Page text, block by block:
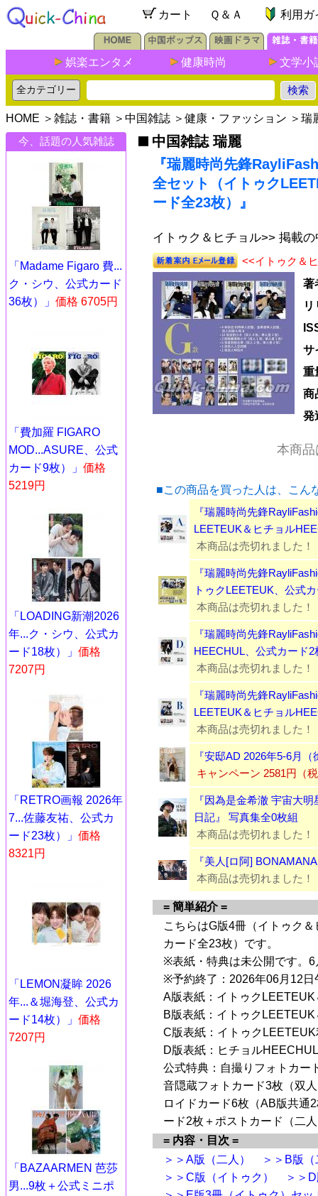
カート Ｑ＆Ａ 利用ガ
娯楽エンタメ 健康時尚 文学小
HOME ＞ 雑誌・書籍 ＞ 中国雑誌 ＞ 健康・ファッション ＞ 瑞
今、話題の人気雑誌
「Madame Figaro 費...
ク・シウ、公式カード
36枚）」 価格 6705円
「費加羅 FIGARO
MOD...ASURE、公式
カード9枚）」 価格
5219円
「LOADING新潮2026
年...ク・シウ、公式カ
ード18枚）」 価格
7207円
「RETRO画報 2026年
7...佐藤友祐、公式カ
ード23枚）」 価格
8321円
「LEMON凝眸 2026
年...＆堀海登、公式カ
ード14枚）」 価格
7207円
「BAZAARMEN 芭莎
男...9枚＋公式ミニポ
中国雑誌 瑞麗
『瑞麗時尚先鋒
全セット（イトゥク
ード全23枚）』
イトゥク＆ヒチョル>> 掲載
<<イトゥク＆
著
サ
重
商
発
本商
■この商品を買った人は、こん
『瑞麗時尚先鋒
LEETEUK＆ヒチョル
本商品は売切れました！
『瑞麗時尚先鋒
トゥクLEETEUK、公式
本商品は売切れました！
『瑞麗時尚先鋒
HEECHUL、公式カード2
本商品は売切れました！
『瑞麗時尚先鋒
LEETEUK＆ヒチョル
本商品は売切れました！
『安邸AD 2026年5-6月
キャンペーン 2581円（
『因為是金希澈 宇宙大
日記』 写真集全0枚組
本商品は売切れました！
『美人[ロ阿]
本商品は売切れました！
= 簡単紹介 =
こちらはG版4冊（イトゥク
カード全23枚）です。
※表紙・特典は未公開です。
※予約終了：2026年06月12日
A版表紙：イトゥク
B版表紙：イトゥク
C版表紙：イトゥク
D版表紙：ヒチョル
公式特典：自撮りフォトカー
音隠蔵フォトカード3枚（双
ロイドカード6枚（AB版共通
ード2枚＋ポストカード（二
= 内容・目次 =
＞＞A版（二人）
＞＞B版
＞＞C版（イトゥク）
＞＞